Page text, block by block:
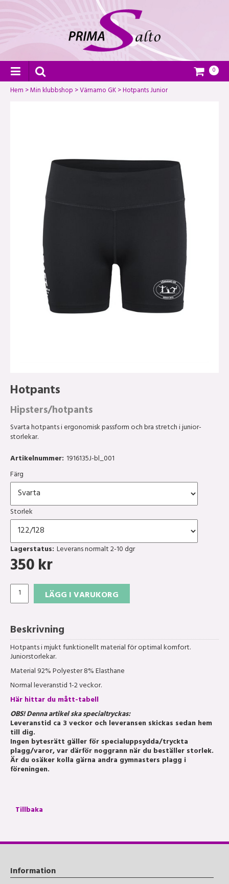
0
Hem >Min klubbshop >Värnamo GK>Hotpants Junior
Hotpants
Hipsters/hotpants
Svarta hotpants i ergonomisk passform och bra stretch i junior-
storlekar.
Artikelnummer: 1916135J-bl_001
Färg
Storlek
Lagerstatus: Leverans normalt 2-10 dgr
350kr
LÄGG I VARUKORG
Beskrivning
Hotpants i mjukt funktionellt material för optimal komfort.
Juniorstorlekar.
Material 92% Polyester 8% Elasthane
Normal leveranstid 1-2 veckor.
Här hittar du mått-tabell
OBS! Denna artikel ska specialtryckas:
Leveranstid ca 3 veckor och leveransen skickas sedan hem
till dig.
Ingen bytesrätt gäller för specialuppsydda/tryckta
plagg/varor, var därför noggrann när du beställer storlek.
Är du osäker kolla gärna andra gymnasters plagg i
föreningen.
Tillbaka
Information